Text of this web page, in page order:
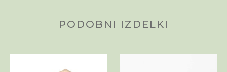
PODOBNI IZDELKI